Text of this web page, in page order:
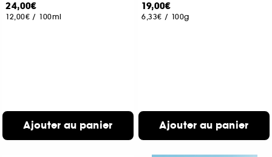
24,00€
12,00€ / 100ml
Ajouter au panier
19,00€
6,33€ / 100g
Ajouter au panier